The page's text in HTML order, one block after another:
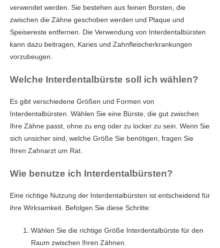
verwendet werden. Sie bestehen aus feinen Borsten, die
zwischen die Zähne geschoben werden und Plaque und
Speisereste entfernen. Die Verwendung von Interdentalbürsten
kann dazu beitragen, Karies und Zahnfleischerkrankungen
vorzubeugen.
Welche Interdentalbürste soll ich wählen?
Es gibt verschiedene Größen und Formen von
Interdentalbürsten. Wählen Sie eine Bürste, die gut zwischen
Ihre Zähne passt, ohne zu eng oder zu locker zu sein. Wenn Sie
sich unsicher sind, welche Größe Sie benötigen, fragen Sie
Ihren Zahnarzt um Rat.
Wie benutze ich Interdentalbürsten?
Eine richtige Nutzung der Interdentalbürsten ist entscheidend für
ihre Wirksamkeit. Befolgen Sie diese Schritte:
Wählen Sie die richtige Größe Interdentalbürste für den
Raum zwischen Ihren Zähnen.